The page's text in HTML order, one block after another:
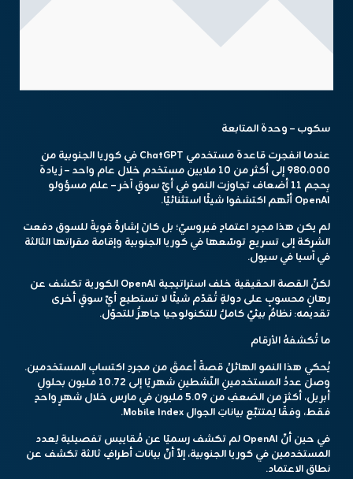
سكوب – وحدة المتابعة
عندما انفجرت قاعدة مستخدمي ChatGPT في كوريا الجنوبية من
٩٨٠،٠٠٠ إلى أكثر من ١٠ ملايين مستخدم خلال عام واحد – زيادة
بِحجم ١١ أضعاف تجاوزت النمو في أيّ سوقٍ آخر – علم مسؤولو
OpenAI أنّهم اكتشفوا شيئًا استثنائيًا.
لم يكن هذا مجرد اعتمادٍ فيروسيّ؛ بل كانَ إشارةً قويةً للسوق دفعت
الشركة إلى تسريع توسّعها في كوريا الجنوبية وإقامة مقراتها الثالثة
في آسيا في سيول.
لكنّ القصة الحقيقية خلف استراتيجية OpenAI الكورية تكشف عن
رهانٍ محسوبٍ على دولةٍ تُقدّم شيئًا لا تستطيع أيّ سوقٍ أخرى
تقديمه: نظامٌ بيئيّ كاملٌ للتكنولوجيا جاهزٌ للتحوّل.
ما تُكشفهُ الأرقام
يُحكي هذا النمو الهائلُ قصةً أعمقَ من مجردِ اكتسابِ المستخدمين.
وصلَ عددُ المستخدمينِ النّشطينِ شهريًا إلى ١٠.٧٢ مليون بحلولِ
أبريل، أكثرَ من الضعفِ من ٥.٠٩ مليون في مارس خلال شهرٍ واحدٍ
فقط، وفقًا لِمتتبّع بياناتِ الجوال Mobile Index.
في حين أنّ OpenAI لم تكشف رسميًا عن مُقاييس تفصيلية لِعدد
المستخدمين في كوريا الجنوبية، إلاّ أنّ بيانات أطرافٍ ثالثة تكشف عن
نطاق الاعتماد.